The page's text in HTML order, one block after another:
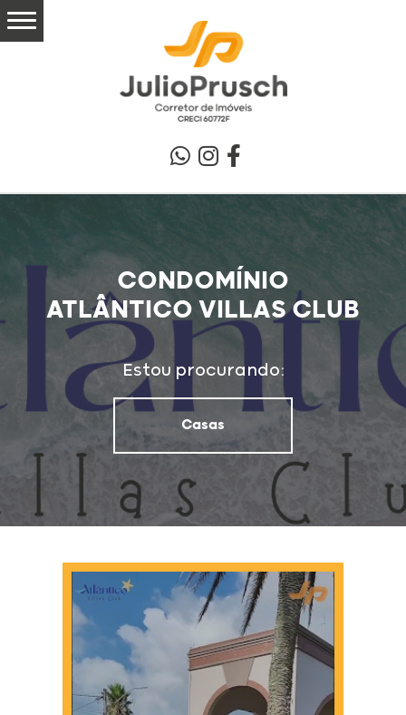
CONDOMÍNIO
ATLÂNTICO VILLAS CLUB
Estou procurando:
Casas